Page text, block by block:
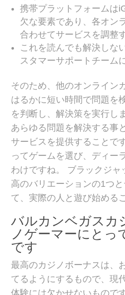
携帯プラットフォームは
欠な要素であり、各オン
合わせてサービスを調整
これを読んでも解決しな
スタマーサポートチーム
そのため、他のオンライン
はるかに短い時間で問題を
を判断し、解決策を実行し
あらゆる問題を解決する事
サービスを提供することで
ってゲームを選び、ディー
わけですね。 ブラックジャ
高のバリエーションの1つ
て、実際の人と遊び始める
バルカンベガスカ
ノゲーマーにとっ
です
最高のカジノボーナスは、
てるようにするもので、現
体験には欠かせないもので